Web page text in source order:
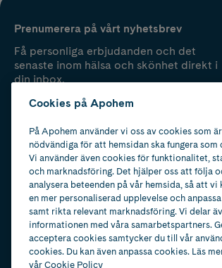
Prenumerera på vårt nyhetsbrev
Få personliga erbjudanden och det
senaste inom hälsa och skönhet direkt i
din inbox.
Cookies på Apohem
På Apohem använder vi oss av cookies som är
nödvändiga för att hemsidan ska fungera som
Vi använder även cookies för funktionalitet,
och marknadsföring. Det hjälper oss att följa
analysera beteenden på vår hemsida, så att vi
en mer personaliserad upplevelse och
samt rikta relevant marknadsföring. Vi delar
informationen med våra samarbetspartners.
acceptera cookies samtycker du till vår
cookies. Du kan även anpassa cookies. Läs
vårCookie Policy